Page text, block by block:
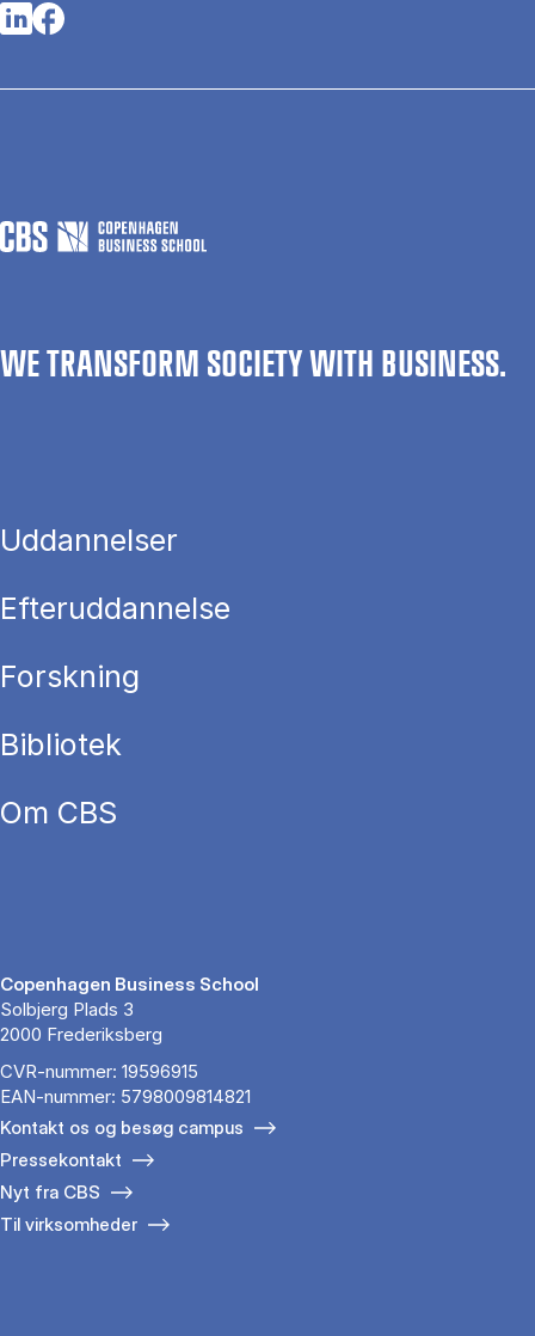
Opens in a new tab
Opens in a new tab
WE TRANSFORM SOCIETY WITH BUSINESS.
Uddannelser
Efteruddannelse
Forskning
Bibliotek
Om CBS
Copenhagen Business School
Solbjerg Plads 3
2000 Frederiksberg
CVR-nummer: 19596915
EAN-nummer: 5798009814821
Kontakt os og besøg campus
Pressekontakt
Nyt fra CBS
Til virksomheder